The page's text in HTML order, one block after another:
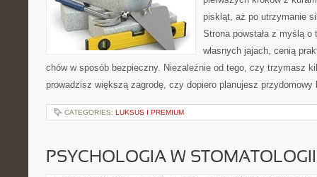
piskląt, aż po utrzymanie
Strona powstała z myślą
własnych jajach, cenią
chów w sposób bezpieczny. Niezależnie od tego, czy trzymasz
prowadzisz większą zagrodę, czy dopiero planujesz
CATEGORIES: LUKSUS I PREMIUM
PSYCHOLOGIA W STOMATOLOGII